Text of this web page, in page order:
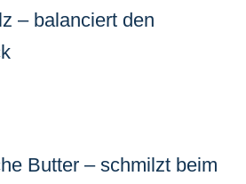
– balanciert den
Butter – schmilzt beim